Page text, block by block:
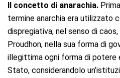
Il concetto di anarachia.
termine anarchia era utilizzato
dispregiativa, nel senso di
Proudhon, nella sua forma di
illegittima ogni forma di potere
Stato, considerandolo